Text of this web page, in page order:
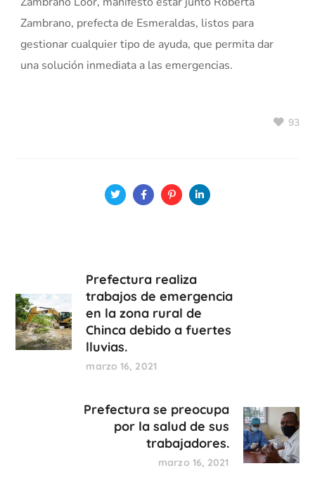
Zambrano, prefecta de Esmeraldas, listos para
gestionar cualquier tipo de ayuda, que permita dar
una solución inmediata a las emergencias.
93
Prefectura realiza
trabajos de emergencia
en la zona rural de
Chinca debido a fuertes
lluvias.
marzo 16, 2021
Prefectura se preocupa
por la salud de sus
trabajadores.
marzo 16, 2021